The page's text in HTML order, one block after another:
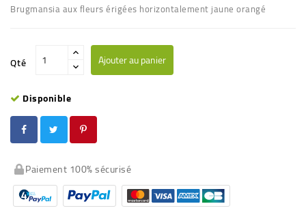
Brugmansia aux fleurs érigées horizontalementjaune orangé
Qté Ajouter au panier
Disponible
Paiement 100% sécurisé